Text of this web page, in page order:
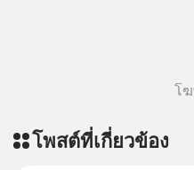
อัพเดททุ
สนับสนุน
โ
โพสต์ที่เกี่ยวข้อง